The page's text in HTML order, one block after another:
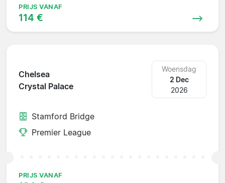
PRIJS VANAF
114 €
Chelsea
Crystal Palace
Woensdag
2 Dec
2026
Stamford Bridge
Premier League
PRIJS VANAF